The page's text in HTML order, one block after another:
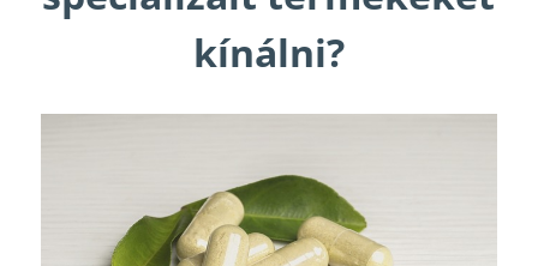
kínálni?